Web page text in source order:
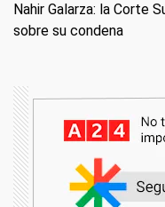
Nahir Galarza: la Corte
sobre su condena